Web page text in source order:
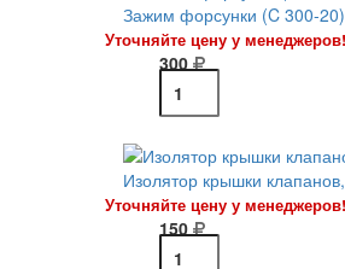
Зажим форсунки (C 300-20)
Уточняйте цену у менеджеров!
300
Изолятор крышки
Уточняйте цену у менеджеров!
150